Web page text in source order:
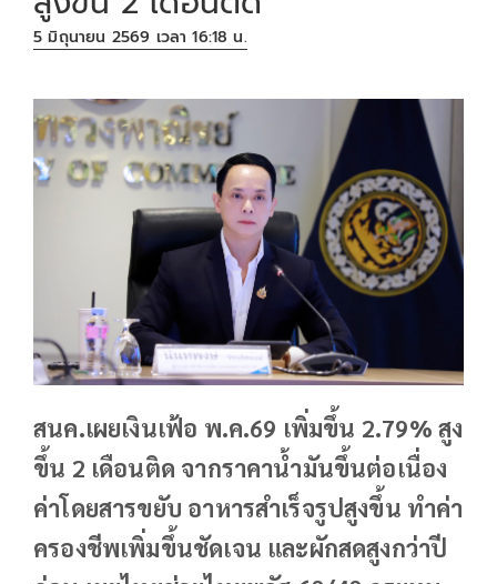
5 มิถุนายน 2569 เวลา 16:18 น.
สนค.เผยเงินเฟ้อ พ.ค.69 เพิ่มขึ้น 2.79% สูง
ขึ้น 2 เดือนติด จากราคาน้ำมันขึ้นต่อเนื่อง
ค่าโดยสารขยับ อาหารสำเร็จรูปสูงขึ้น ทำค่า
ครองชีพเพิ่มขึ้นชัดเจน และผักสดสูงกว่าปี